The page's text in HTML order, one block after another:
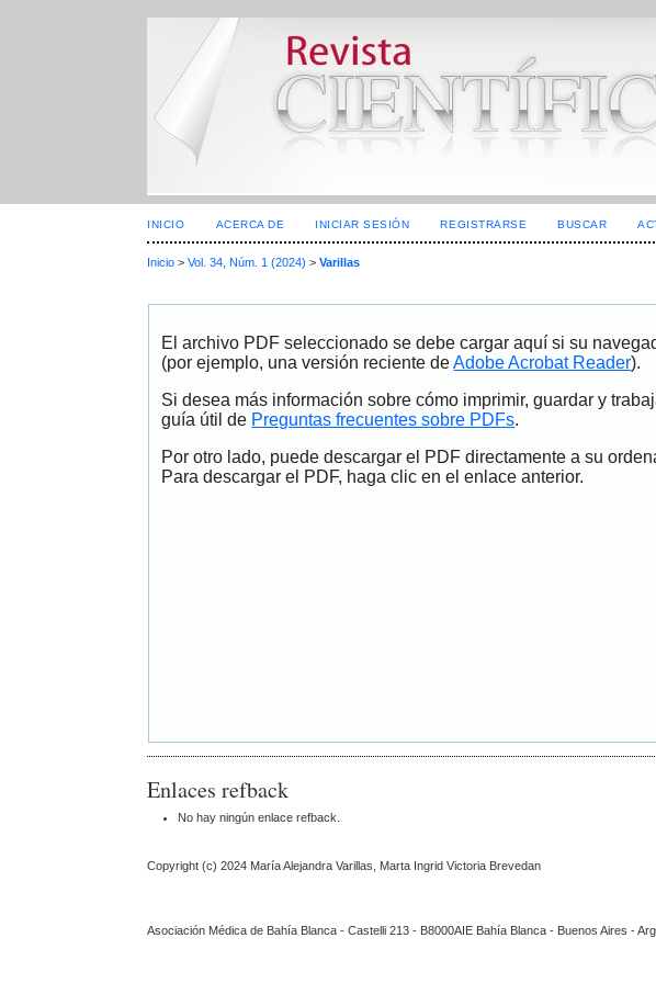
INICIO ACERCA DE INICIAR SESIÓN REGISTRARSE BUSCAR
Inicio >Vol. 34, Núm. 1 (2024) >Varillas
El archivo PDF seleccionado se debe cargar aquí si su
(por ejemplo, una versión reciente deAdobe Acrobat Reader).
Si desea más información sobre cómo imprimir, guardar y
guía útil de Preguntas frecuentes sobre PDFs.
Por otro lado, puede descargar el PDF directamente a su
Para descargar el PDF, haga clic en el enlace anterior.
Enlaces refback
No hay ningún enlace refback.
Copyright (c) 2024 María Alejandra Varillas, Marta Ingrid Victoria Brevedan
Asociación Médica de Bahía Blanca - Castelli 213 - B8000AIE Bahía Blanca - Buenos Aires -